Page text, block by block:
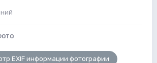
EXIF информации фотографии